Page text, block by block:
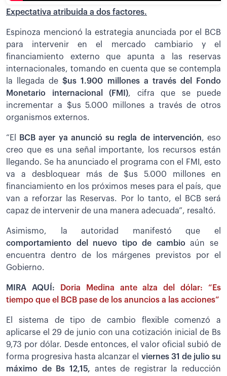
Expectativa atribuida a dos factores.
Espinoza mencionó la estrategia anunciada por el BCB
para intervenir en el mercado cambiario y el
financiamiento externo que apunta a las reservas
internacionales, tomando en cuenta que se contempla
la llegada de $us 1.900 millones a través del Fondo
Monetario internacional (FMI), cifra que se puede
incrementar a $us 5.000 millones a través de otros
organismos externos.
“El BCB ayer ya anunció su regla de intervención, eso
creo que es una señal importante, los recursos están
llegando. Se ha anunciado el programa con el FMI, esto
va a desbloquear más de $us 5.000 millones en
financiamiento en los próximos meses para el país, que
van a reforzar las Reservas. Por lo tanto, el BCB será
capaz de intervenir de una manera adecuada”, resaltó.
Asimismo, la autoridad manifestó que el
comportamiento del nuevo tipo de cambio aún se
encuentra dentro de los márgenes previstos por el
Gobierno.
MIRA AQUÍ:
Doria Medina ante alza del dólar: “Es
tiempo que el BCB pase de los anuncios a las acciones”
El sistema de tipo de cambio flexible comenzó a
aplicarse el 29 de junio con una cotización inicial de Bs
9,73 por dólar. Desde entonces, el valor oficial subió de
forma progresiva hasta alcanzar el viernes 31 de julio su
máximo de Bs 12,15, antes de registrar la reducción